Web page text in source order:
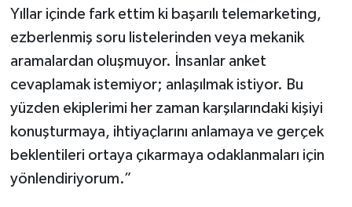
Yıllar içinde fark ettim ki başarılı telemarketing,
ezberlenmiş soru listelerinden veya mekanik
aramalardan oluşmuyor. İnsanlar anket
cevaplamak istemiyor; anlaşılmak istiyor. Bu
yüzden ekiplerimi her zaman karşılarındaki kişiyi
konuşturmaya, ihtiyaçlarını anlamaya ve gerçek
beklentileri ortaya çıkarmaya odaklanmaları için
yönlendiriyorum.”